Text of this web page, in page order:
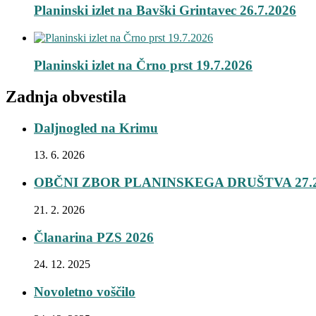
Planinski izlet na Bavški Grintavec 26.7.2026
Planinski izlet na Črno prst 19.7.2026
Zadnja obvestila
Daljnogled na Krimu
13. 6. 2026
OBČNI ZBOR PLANINSKEGA DRUŠTVA
21. 2. 2026
Članarina PZS 2026
24. 12. 2025
Novoletno voščilo